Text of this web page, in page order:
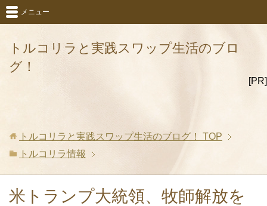
トルコリラと実践スワップ生活のブロ
グ！
[PR]
メニュー
トルコリラと実践スワップ生活のブログ！
TOP
トルコリラ情報
米トランプ大統領、牧師解放を